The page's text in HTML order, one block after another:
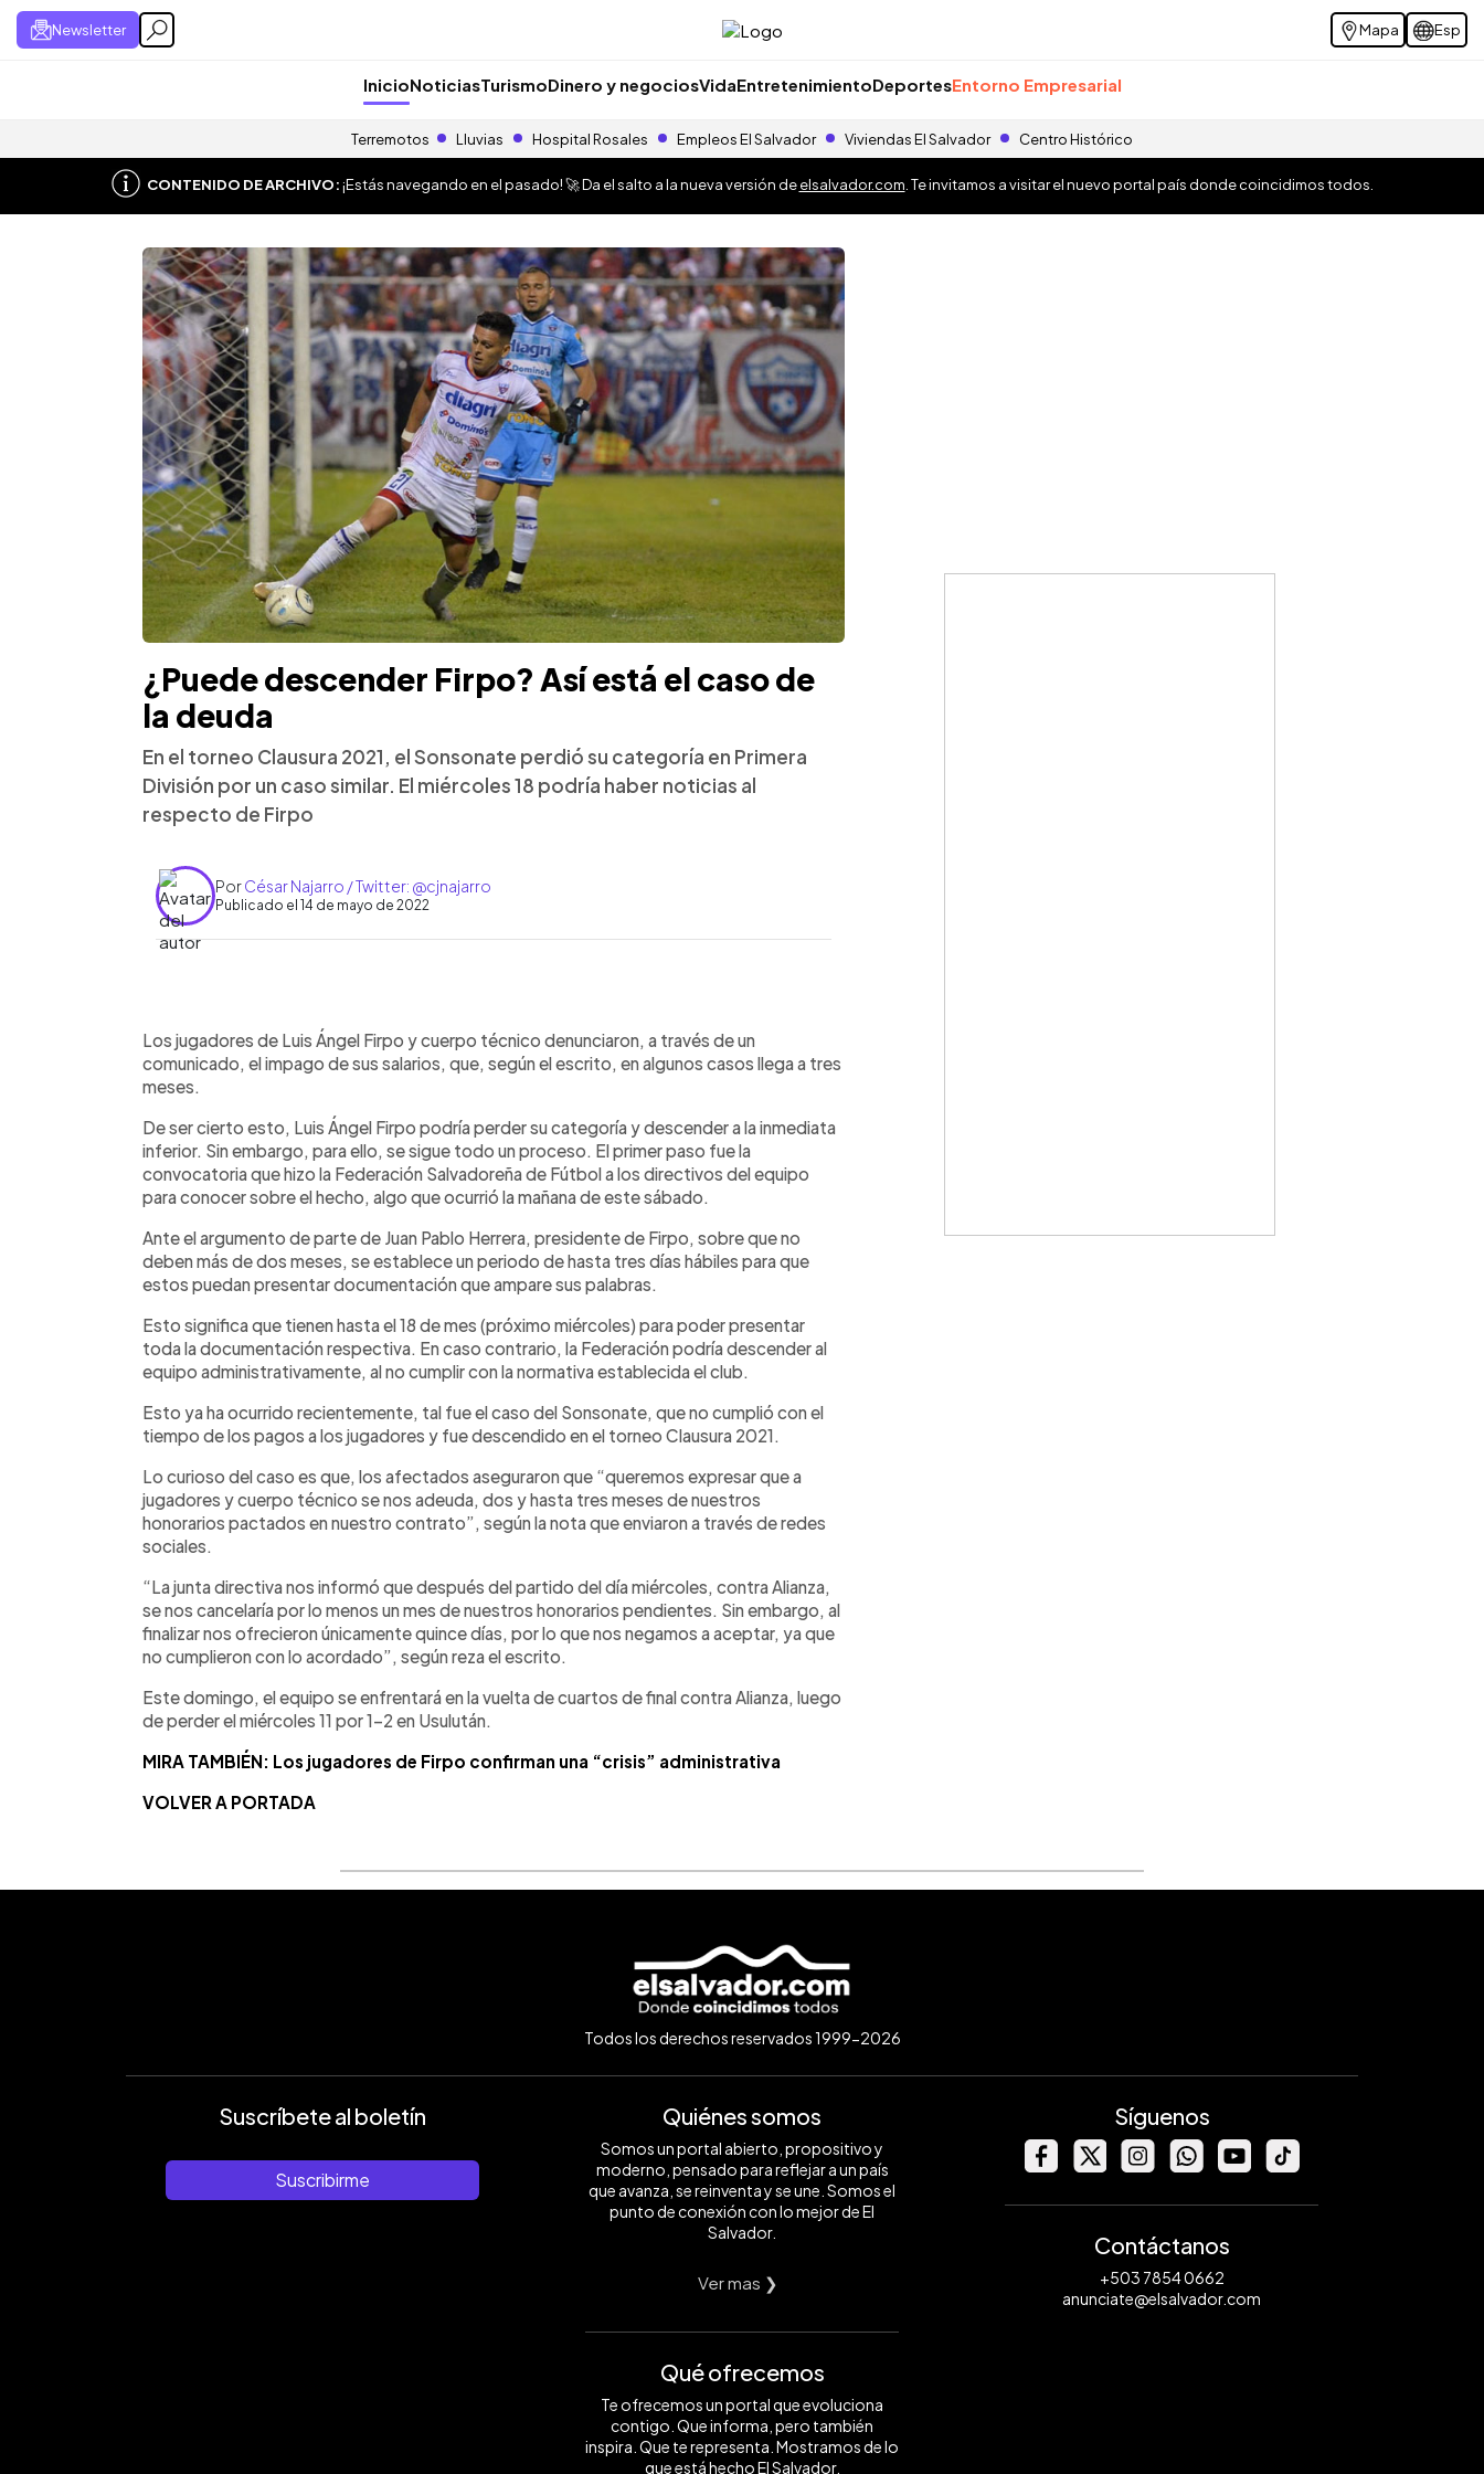
Newsletter Mapa Esp
InicioNoticiasTurismoDinero y negociosVidaEntretenimientoDeportesEntorno Empresarial
Terremotos Lluvias Hospital Rosales Empleos El Salvador Viviendas El Salvador Centro Histórico
CONTENIDO DE ARCHIVO:¡Estás navegando en el pasado! 🚀 Da el salto a la nueva versión deelsalvador.com . Te invitamos a visitar el nuevo portal país donde coincidimos todos.
¿Puede descender Firpo? Así está el caso de
la deuda
En el torneo Clausura 2021, el Sonsonate perdió su categoría en Primera
División por un caso similar. El miércoles 18 podría haber noticias al
respecto de Firpo
PorCésar Najarro / Twitter: @cjnajarro
Publicado el 14 de mayo de 2022
► Escuchar artículo
Los jugadores de Luis Ángel Firpo y cuerpo técnico denunciaron, a través de un
comunicado, el impago de sus salarios, que, según el escrito, en algunos casos llega a tres
meses.
De ser cierto esto, Luis Ángel Firpo podría perder su categoría y descender a la inmediata
inferior. Sin embargo, para ello, se sigue todo un proceso. El primer paso fue la
convocatoria que hizo la Federación Salvadoreña de Fútbol a los directivos del equipo
para conocer sobre el hecho, algo que ocurrió la mañana de este sábado.
Ante el argumento de parte de Juan Pablo Herrera, presidente de Firpo, sobre que no
deben más de dos meses, se establece un periodo de hasta tres días hábiles para que
estos puedan presentar documentación que ampare sus palabras.
Esto significa que tienen hasta el 18 de mes (próximo miércoles) para poder presentar
toda la documentación respectiva. En caso contrario, la Federación podría descender al
equipo administrativamente, al no cumplir con la normativa establecida el club.
Esto ya ha ocurrido recientemente, tal fue el caso del Sonsonate, que no cumplió con el
tiempo de los pagos a los jugadores y fue descendido en el torneo Clausura 2021.
Lo curioso del caso es que, los afectados aseguraron que “queremos expresar que a
jugadores y cuerpo técnico se nos adeuda, dos y hasta tres meses de nuestros
honorarios pactados en nuestro contrato”, según la nota que enviaron a través de redes
sociales.
“La junta directiva nos informó que después del partido del día miércoles, contra Alianza,
se nos cancelaría por lo menos un mes de nuestros honorarios pendientes. Sin embargo, al
finalizar nos ofrecieron únicamente quince días, por lo que nos negamos a aceptar, ya que
no cumplieron con lo acordado”, según reza el escrito.
Este domingo, el equipo se enfrentará en la vuelta de cuartos de final contra Alianza, luego
de perder el miércoles 11 por 1-2 en Usulután.
MIRA TAMBIÉN: Los jugadores de Firpo confirman una “crisis” administrativa
VOLVER A PORTADA
Todos los derechos reservados 1999-2026
Suscríbete al boletín
Suscribirme
Quiénes somos
Somos un portal abierto, propositivo y
moderno, pensado para reflejar a un país
que avanza, se reinventa y se une. Somos el
punto de conexión con lo mejor de El
Salvador.
Ver mas ❯
Qué ofrecemos
Te ofrecemos un portal que evoluciona
contigo. Que informa, pero también
inspira. Que te representa. Mostramos de lo
que está hecho El Salvador.
Síguenos
Contáctanos
+503 7854 0662
anunciate@elsalvador.com